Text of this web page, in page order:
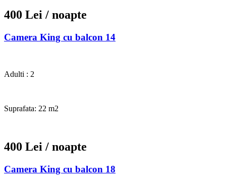
400 Lei / noapte
Camera King cu balcon 14
Adulti : 2
Suprafata: 22 m2
400 Lei / noapte
Camera King cu balcon 18